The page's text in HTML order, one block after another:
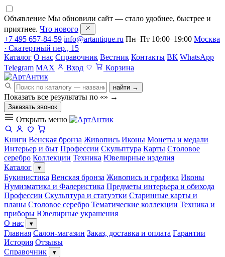
Объявление Мы обновили сайт — стало удобнее, быстрее и
приятнее. Что нового
+7 495 657-84-59 info@artantique.ru Пн–Пт 10:00–19:00 Москва
· Скатертный пер., 15
Каталог О нас Справочник Вестник Контакты ВК WhatsApp
Telegram MAX Вход Корзина
найти →
Показать все результаты по «» →
Заказать звонок
Открыть меню
Книги Венская бронза Живопись Иконы Монеты и медали
Интерьер и быт Профессии Скульптура Карты Столовое
серебро Коллекции Техника Ювелирные изделия
Каталог
▾
Букинистика Венская бронза Живопись и графика Иконы
Нумизматика и Фалеристика Предметы интерьера и обихода
Профессии Скульптура и статуэтки Старинные карты и
планы Столовое серебро Тематические коллекции Техника и
приборы Ювелирные украшения
О нас
▾
Главная Салон-магазин Заказ, доставка и оплата Гарантии
История Отзывы
Справочник
▾